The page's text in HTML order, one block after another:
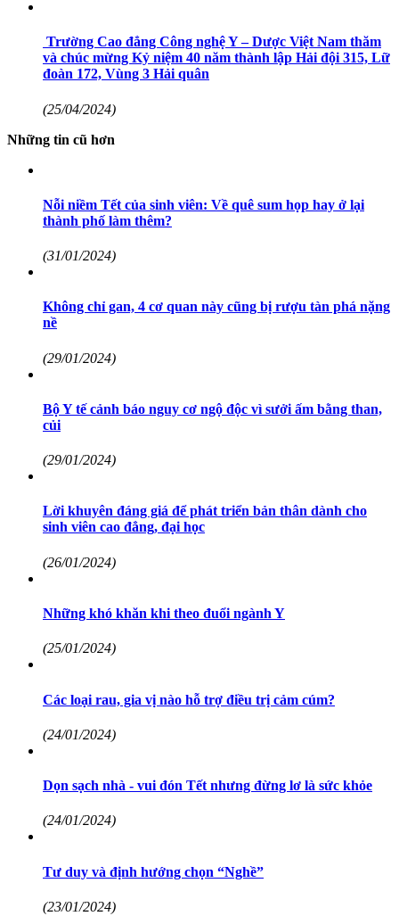
Trường Cao đẳng Công nghệ Y – Dược Việt Nam thăm
và chúc mừng Kỷ niệm 40 năm thành lập Hải đội 315, Lữ
đoàn 172, Vùng 3 Hải quân
(25/04/2024)
Những tin cũ hơn
Nỗi niềm Tết của sinh viên: Về quê sum họp hay ở lại
thành phố làm thêm?
(31/01/2024)
Không chỉ gan, 4 cơ quan này cũng bị rượu tàn phá nặng
nề
(29/01/2024)
Bộ Y tế cảnh báo nguy cơ ngộ độc vì sưởi ấm bằng than,
củi
(29/01/2024)
Lời khuyên đáng giá để phát triển bản thân dành cho
sinh viên cao đẳng, đại học
(26/01/2024)
Những khó khăn khi theo đuổi ngành Y
(25/01/2024)
Các loại rau, gia vị nào hỗ trợ điều trị cảm cúm?
(24/01/2024)
Dọn sạch nhà - vui đón Tết nhưng đừng lơ là sức khỏe
(24/01/2024)
Tư duy và định hướng chọn “Nghề”
(23/01/2024)